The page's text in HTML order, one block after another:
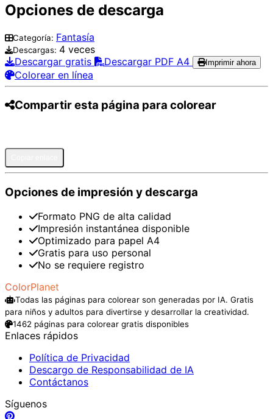
Opciones de descarga
Categoría: Fantasía
Descargas: 4 veces
Descargar gratis
Descargar PDF A4 Imprimir ahora
Colorear en línea
Compartir esta página para colorear
Opciones de impresión y descarga
Formato PNG de alta calidad
Impresión instantánea disponible
Optimizado para papel A4
Gratis para uso personal
No se requiere registro
ColorPlanet
Todas las páginas para colorear son generadas por IA. Gratis
para niños y adultos para divertirse y desarrollar la creatividad.
1462 páginas para colorear gratis disponibles
Enlaces rápidos
Política de Privacidad
Descargo de Responsabilidad de IA
Contáctanos
Síguenos